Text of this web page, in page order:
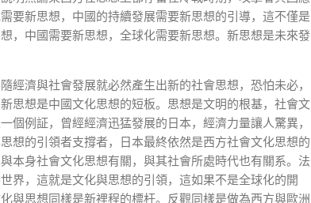
要新思想，中國的持續發展需要新思想的引導，這不僅是
，中國需要新思想，全球化需要新思想。新思想是未來發
濟與社會發展就必然產生出新的社會思想，恐怕未必，
思想是中國文化思想的短板。思想是文明的根基，社會文
個例証，曾經經濟迅猛發展的日本，經濟力量讓人驚異，
想的引領者支撐者，日本最終依然是西方社會文化思想的
本身社會文化思想有關，與其社會所處時代也有關系。法
界，這就是文化與思想的引領，這如果不是全球化的開
與思想同樣是新裡程的標杆。反觀同樣是做為西方與歐洲